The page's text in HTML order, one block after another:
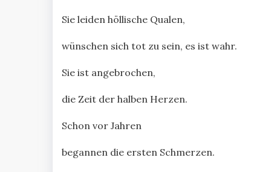
Sie leiden höllische Qualen,
wünschen sich tot zu sein, es ist wahr.
Sie ist angebrochen,
die Zeit der halben Herzen.
Schon vor Jahren
begannen die ersten Schmerzen.